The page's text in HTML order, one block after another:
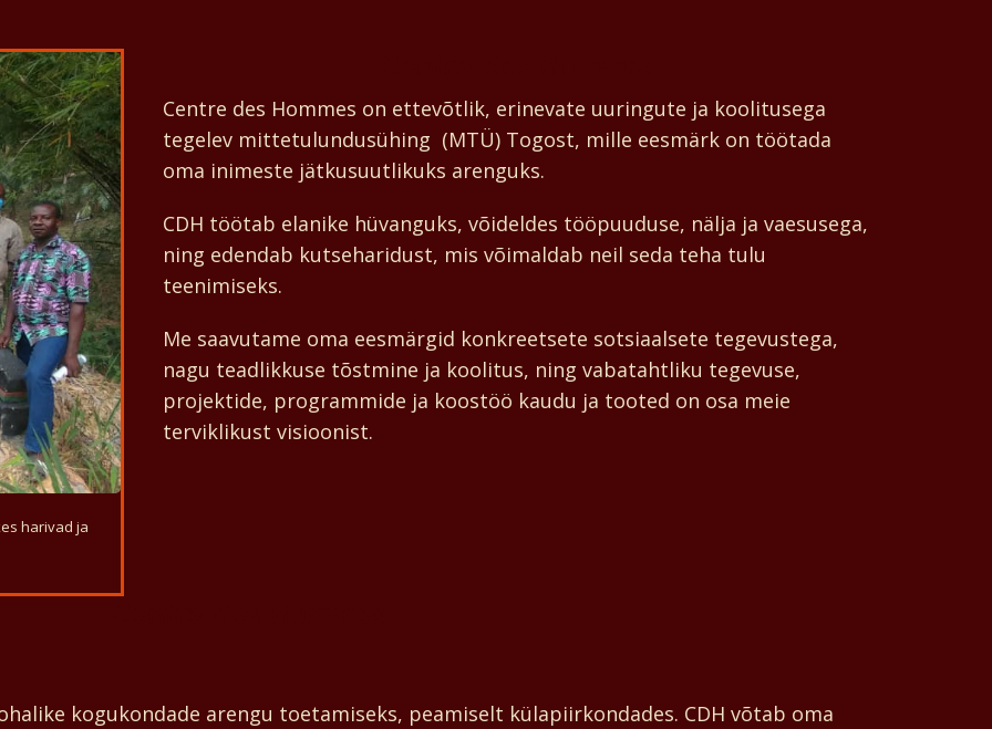
harivad ja
Centre des Hommes on ettevõtlik, erinevate uuringute ja koolitusega
tegelev mittetulundusühing (MTÜ) Togost, mille eesmärk on töötada
oma inimeste jätkusuutlikuks arenguks.
CDH töötab elanike hüvanguks, võideldes tööpuuduse, nälja ja vaesusega,
ning edendab kutseharidust, mis võimaldab neil seda teha tulu
teenimiseks.
Me saavutame oma eesmärgid konkreetsete sotsiaalsete tegevustega,
nagu teadlikkuse tõstmine ja koolitus, ning vabatahtliku tegevuse,
projektide, programmide ja koostöö kaudu ja tooted on osa meie
terviklikust visioonist.
kogukondade arengu toetamiseks, peamiselt külapiirkondades. CDH võtab oma